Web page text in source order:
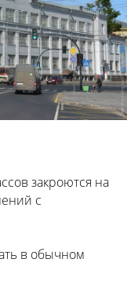
закроются на
с
в обычном